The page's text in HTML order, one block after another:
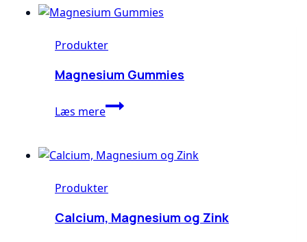
kvinder
Produkter
Magnesium Gummies
Læs mereMagnesium
Gummies
Produkter
Calcium, Magnesium og Zink